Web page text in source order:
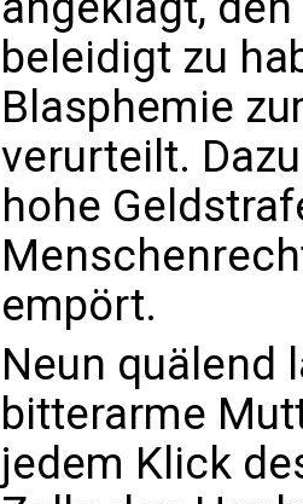
beleidigt zu
Blasphemie
verurteilt.
hohe
empört.
Neun quälend
bitterarme
jedem Klick